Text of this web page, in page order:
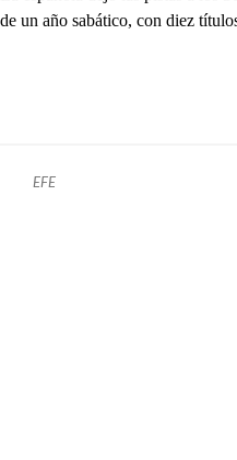
de un año sabático, con diez
EFE